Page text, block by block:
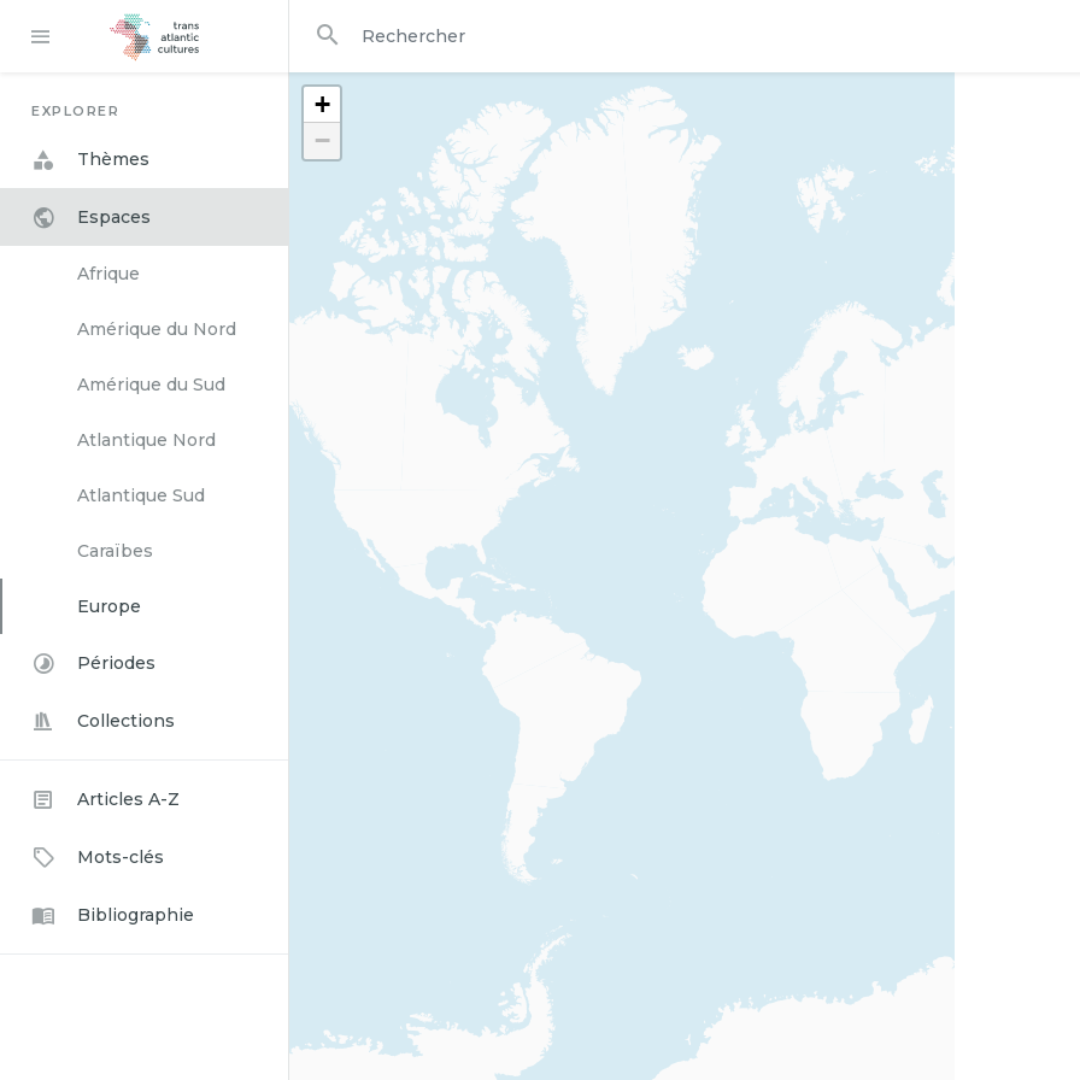
EXPLORER
Thèmes
Espaces
Afrique
Amérique du Nord
Amérique du Sud
Atlantique Nord
Atlantique Sud
Caraïbes
Europe
Périodes
Collections
Articles A-Z
Mots-clés
Bibliographie
+
−